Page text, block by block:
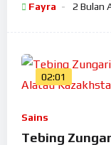
Fayra 2 Bulan
02:01
Sains
Tebing